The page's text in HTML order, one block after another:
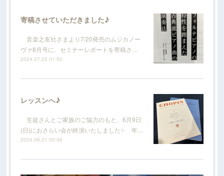
寄稿させていただきました♪
音楽之友社さまより7/20発売のムジカノー
ヴァ8月号に、セミナーレポートを寄稿さ…
2024.07.25 01:50
レッスンへ♪
生徒さんとご家族のご協力のもと、6月9日
(日)におさらい会が終演いたしました✨ 年…
2024.06.21 00:36